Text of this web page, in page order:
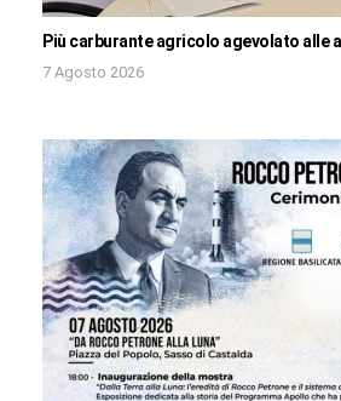
Più carburante agricolo agevolato alle
7 Agosto 2026